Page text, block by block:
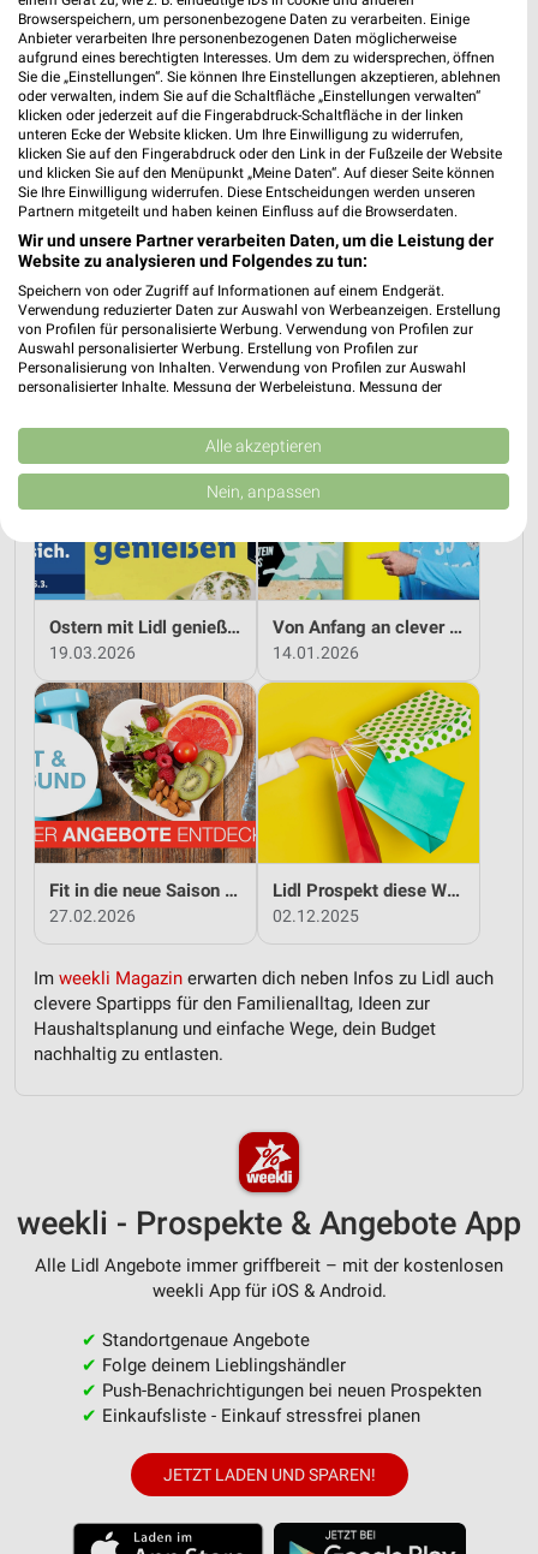
MEHR PROSPEKTE
weekli Magazin
Erlebe mit Lidl und Andre Agassi die neuesten Silvercrest Küchengeräte
17.04.2026
Mit Lidl Plus 3 für 2 - im laut DtGv besten Backshop
10.04.2026
Ostern mit Lidl genießen
19.03.2026
Von Anfang an clever sparen mit Lidl
14.01.2026
Fit in die neue Saison - mit Lidl!
27.02.2026
Lidl Prospekt diese Woche
02.12.2025
Im weekli Magazin erwarten dich neben Infos zu Lidl auch
clevere Spartipps für den Familienalltag, Ideen zur
Haushaltsplanung und einfache Wege, dein Budget
nachhaltig zu entlasten.
weekli - Prospekte & Angebote App
Alle Lidl Angebote immer griffbereit – mit der kostenlosen
weekli App für iOS & Android.
✔ Standortgenaue Angebote
✔ Folge deinem Lieblingshändler
✔ Push-Benachrichtigungen bei neuen Prospekten
✔ Einkaufsliste - Einkauf stressfrei planen
JETZT LADEN UND SPAREN!
Browserspeichern, um personenbezogene Daten zu verarbeiten. Einige
Anbieter verarbeiten Ihre personenbezogenen Daten möglicherweise
aufgrund eines berechtigten Interesses. Um dem zu widersprechen, öffnen
Sie die „Einstellungen“. Sie können Ihre Einstellungen akzeptieren, ablehnen
oder verwalten, indem Sie auf die Schaltfläche „Einstellungen verwalten“
klicken oder jederzeit auf die Fingerabdruck-Schaltfläche in der linken
unteren Ecke der Website klicken. Um Ihre Einwilligung zu widerrufen,
klicken Sie auf den Fingerabdruck oder den Link in der Fußzeile der Website
und klicken Sie auf den Menüpunkt „Meine Daten“. Auf dieser Seite können
Sie Ihre Einwilligung widerrufen. Diese Entscheidungen werden unseren
Partnern mitgeteilt und haben keinen Einfluss auf die Browserdaten.
Wir und unsere Partner verarbeiten Daten, um die Leistung der
Website zu analysieren und Folgendes zu tun:
Speichern von oder Zugriff auf Informationen auf einem Endgerät.
Verwendung reduzierter Daten zur Auswahl von Werbeanzeigen. Erstellung
von Profilen für personalisierte Werbung. Verwendung von Profilen zur
Auswahl personalisierter Werbung. Erstellung von Profilen zur
Personalisierung von Inhalten. Verwendung von Profilen zur Auswahl
personalisierter Inhalte. Messung der Werbeleistung. Messung der
Kombinationen von Daten aus verschiedenen Quellen. Entwicklung und
Verbesserung der Angebote. Verwendung reduzierter Daten zur Auswahl
von Inhalten.
Daten können außerhalb der Europäischen Union weitergegeben und in die
USA gesendet werden.
Website/App.
Partnerliste anzeigen (1 IAB-Anbieter)
IAB-Verarbeitungszwecke:
auf einem Endgerät
Verwendung reduzierter Daten zur Auswahl von
Werbeanzeigen
Erstellung von Profilen für personalisierte
Werbung
Verwendung von Profilen zur Auswahl
personalisierter Werbung
von Inhalten
Verwendung von Profilen zur Auswahl
personalisierter Inhalte
Messung der Performance von Inhalten
Analyse von Zielgruppen durch Statistiken oder
Kombinationen von Daten aus verschiedenen
Quellen
Entwicklung und Verbesserung der Angebote
Verwendung reduzierter Daten zur Auswahl von
IAB-Besonderheiten:
Geräte anhand von aktiv angeforderten
Informationen identifizieren
Nicht-IAB-Verarbeitungszwecke:
Alle akzeptieren
Nein, anpassen